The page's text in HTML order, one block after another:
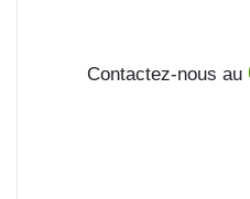
Contactez-nous au